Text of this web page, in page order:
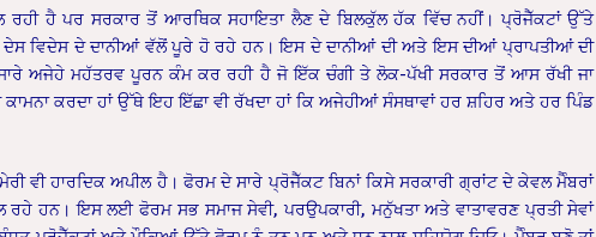
ਰਹੀ ਹੈ ਪਰ ਸਰਕਾਰ ਤੋਂ ਆਰਥਿਕ ਸਹਾਇਤਾ ਲੈਣ ਦੇ ਬਿਲਕੁੱਲ ਹੱਕ ਵਿੱਚ ਨਹੀਂ। ਪ੍ਰੋਜੈੱਕਟਾਂ ਉੱਤੇ
ਦੇਸ ਵਿਦੇਸ ਦੇ ਦਾਨੀਆਂ ਵੱਲੋਂ ਪੂਰੇ ਹੋ ਰਹੇ ਹਨ। ਇਸ ਦੇ ਦਾਨੀਆਂ ਦੀ ਅਤੇ ਇਸ ਦੀਆਂ ਪ੍ਰਾਪਤੀਆਂ ਦੀ
ਅਜੇਹੇ ਮਹੱਤਰਵ ਪੂਰਨ ਕੰਮ ਕਰ ਰਹੀ ਹੈ ਜੋ ਇੱਕ ਚੰਗੀ ਤੇ ਲੋਕ-ਪੱਖੀ ਸਰਕਾਰ ਤੋਂ ਆਸ ਰੱਖੀ ਜਾ
ਕਰਦਾ ਹਾਂ ਉੱਥੇ ਇਹ ਇੱਛਾ ਵੀ ਰੱਖਦਾ ਹਾਂ ਕਿ ਅਜੇਹੀਆਂ ਸੰਸਥਾਵਾਂ ਹਰ ਸ਼ਹਿਰ ਅਤੇ ਹਰ ਪਿੰਡ
ਵੀ ਹਾਰਦਿਕ ਅਪੀਲ ਹੈ। ਫੋਰਮ ਦੇ ਸਾਰੇ ਪ੍ਰੋਜੈੱਕਟ ਬਿਨਾਂ ਕਿਸੇ ਸਰਕਾਰੀ ਗ੍ਰਾਂਟ ਦੇ ਕੇਵਲ ਮੈੰਬਰਾਂ
ਰਹੇ ਹਨ। ਇਸ ਲਈ ਫੋਰਮ ਸਭ ਸਮਾਜ ਸੇਵੀ, ਪਰਉਪਕਾਰੀ, ਮਨੁੱਖਤਾ ਅਤੇ ਵਾਤਾਵਰਣ ਪ੍ਰਤੀ ਸੇਵਾਂ